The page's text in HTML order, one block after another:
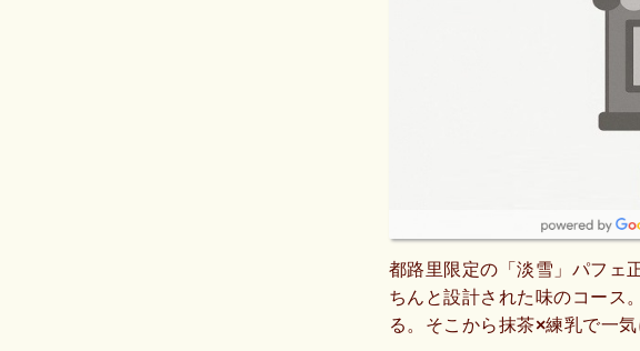
都路里限定の「淡雪」パフェ
ちんと設計された味のコース
る。そこから抹茶×練乳で一